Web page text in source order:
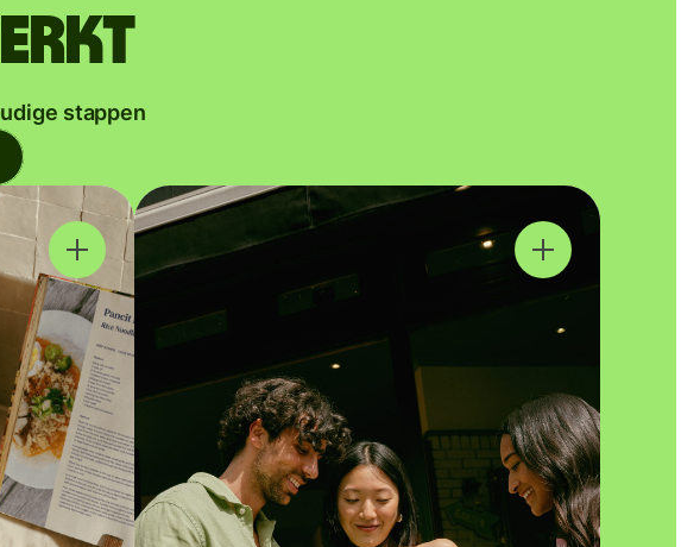
stappen